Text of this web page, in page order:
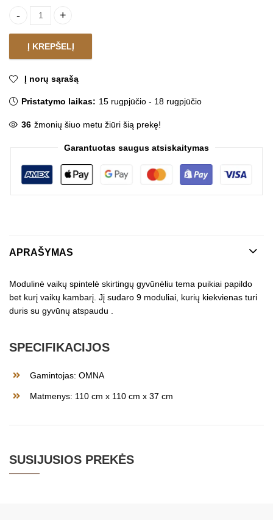
Vaikiška spintelė SPALVOTI GYVŪNĖLIAI quantity
Į KREPŠELĮ
Į norų sąrašą
Pristatymo laikas: 15 rugpjūčio - 18 rugpjūčio
36 žmonių šiuo metu žiūri šią prekę!
Garantuotas saugus atsiskaitymas
APRAŠYMAS
Modulinė vaikų spintelė skirtingų gyvūnėliu tema puikiai papildo
bet kurį vaikų kambarį. Jį sudaro 9 moduliai, kurių kiekvienas turi
duris su gyvūnų atspaudu .
SPECIFIKACIJOS
Gamintojas: OMNA
Matmenys: 110 cm x 110 cm x 37 cm
SUSIJUSIOS PREKĖS